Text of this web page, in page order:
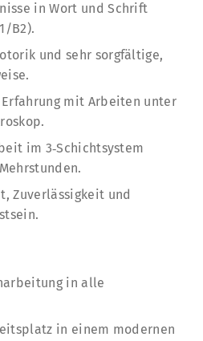
in Wort und Schrift
B2).
und sehr sorgfältige,
mit Arbeiten unter
im 3‑Schichtsystem
Zuverlässigkeit und
in alle
in einem modernen